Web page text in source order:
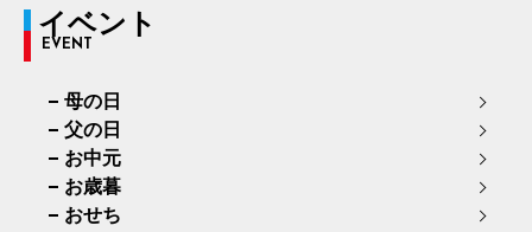
イベント
EVENT
母の日
父の日
お中元
お歳暮
おせち